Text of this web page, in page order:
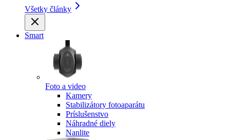
Všetky články
Smart
Foto a video
Kamery
Stabilizátory fotoaparátu
Príslušenstvo
Náhradné diely
Nanlite